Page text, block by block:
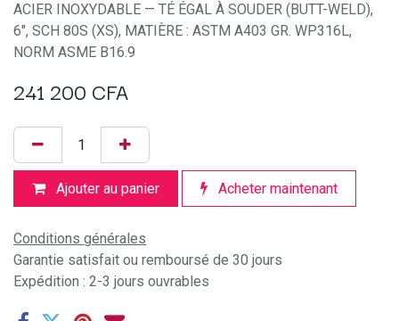
ACIER INOXYDABLE — TÉ ÉGAL À SOUDER (BUTT-WELD),
6", SCH 80S (XS), MATIÈRE : ASTM A403 GR. WP316L,
NORM ASME B16.9
241 200 CFA
Ajouter au panier Acheter maintenant
Conditions générales
Garantie satisfait ou remboursé de 30 jours
Expédition : 2-3 jours ouvrables